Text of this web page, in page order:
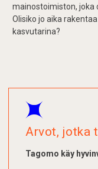
mainostoimiston, joka
Olisiko jo aika
kasvutarina?
Arvot, jotka
Tagomo käy